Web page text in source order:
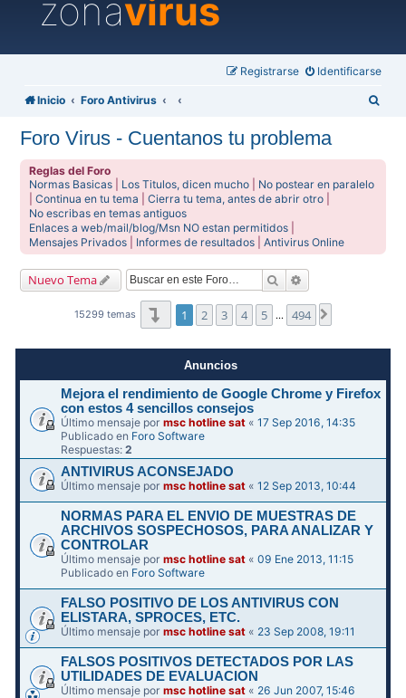
zonavirus
Identificarse
Registrarse
Inicio Foro Antivirus
Foro Virus - Cuentanos tu problema
Reglas del Foro
Normas Basicas
Los Titulos, dicen mucho
No postear en paralelo
|Continua en tu tema |Cierra tu tema, antes de abrir otro
No escribas en temas antiguos
Enlaces a web/mail/blog/Msn NO estan permitidos
Mensajes Privados
Informes de resultados |Antivirus Online
Nuevo Tema Buscar
15299 temas Página1de494
1 2 3 4 5 … 494
Anuncios
Mejora el rendimiento de Google Chrome y Firefox
con estos 4 sencillos consejos
Último mensaje pormsc hotline sat «17 Sep 2016, 14:35
Publicado en Foro Software
Respuestas:2
ANTIVIRUS ACONSEJADO
Último mensaje pormsc hotline sat «12 Sep 2013, 10:44
NORMAS PARA EL ENVIO DE MUESTRAS DE
ARCHIVOS SOSPECHOSOS, PARA ANALIZAR Y
CONTROLAR
Último mensaje pormsc hotline sat «09 Ene 2013, 11:15
Publicado en Foro Software
FALSO POSITIVO DE LOS ANTIVIRUS CON
ELISTARA, SPROCES, ETC.
Último mensaje pormsc hotline sat « 23 Sep 2008, 19:11
FALSOS POSITIVOS DETECTADOS POR LAS
UTILIDADES DE EVALUACION
Último mensaje pormsc hotline sat « 26 Jun 2007, 15:46